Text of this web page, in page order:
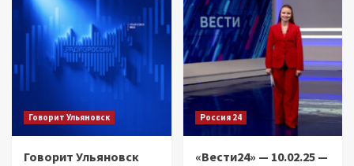
Говорит Ульяновск
Говорит Ульяновск
Россия 24
«Вести24» — 10.02.25 —